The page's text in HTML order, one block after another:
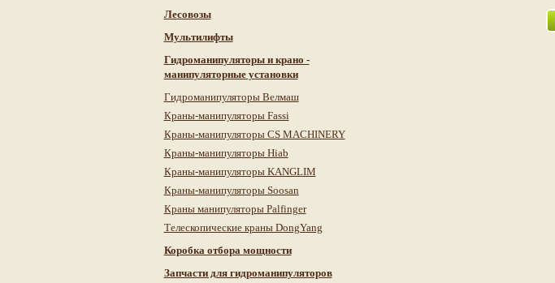
Лесовозы
Мультилифты
Гидроманипуляторы и крано -
манипуляторные установки
Гидроманипуляторы Велмаш
Краны-манипуляторы Fassi
Краны-манипуляторы CS MACHINERY
Краны-манипуляторы Hiab
Краны-манипуляторы KANGLIM
Краны-манипуляторы Soosan
Краны манипуляторы Palfinger
Телескопические краны DongYang
Коробка отбора мощности
Запчасти для гидроманипуляторов